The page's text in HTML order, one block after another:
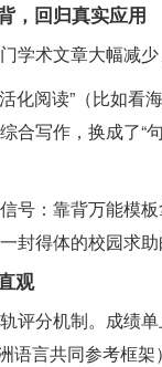
，回归真实应用
学术文章大幅减
化阅读”（比如看
写作，换成了“
号：靠背万能模
封得体的校园求
观
评分机制。成绩
语言共同参考框